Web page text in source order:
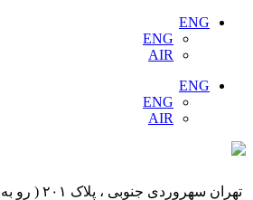
ENG
ENG
AIR
ENG
ENG
AIR
تهران سهروردی جنوبی ، پلاک ۲۰۱ ( رو به روی فروشگاه کورش ) طبقه ۱ ، واحد ۱